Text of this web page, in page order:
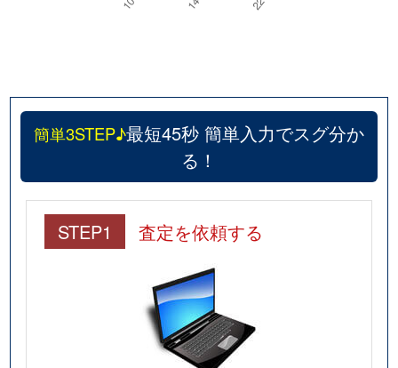
簡単3STEP♪最短45秒 簡単入力でスグ分か
る！
STEP1 査定を依頼する